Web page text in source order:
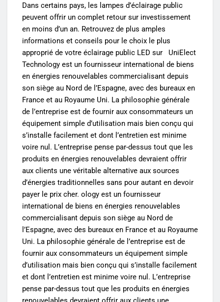
Dans certains pays, les lampes d’éclairage public
peuvent offrir un complet retour sur investissement
en moins d’un an. Retrouvez de plus amples
informations et conseils pour le choix le plus
approprié de votre éclairage public LED sur UniElect
Technology est un fournisseur international de biens
en énergies renouvelables commercialisant depuis
son siège au Nord de l’Espagne, avec des bureaux en
France et au Royaume Uni. La philosophie générale
de l’entreprise est de fournir aux consommateurs un
équipement simple d’utilisation mais bien conçu qui
s’installe facilement et dont l’entretien est minime
voire nul. L’entreprise pense par-dessus tout que les
produits en énergies renouvelables devraient offrir
aux clients une véritable alternative aux sources
d’énergies traditionnelles sans pour autant en devoir
payer le prix cher. ology est un fournisseur
international de biens en énergies renouvelables
commercialisant depuis son siège au Nord de
l’Espagne, avec des bureaux en France et au Royaume
Uni. La philosophie générale de l’entreprise est de
fournir aux consommateurs un équipement simple
d’utilisation mais bien conçu qui s’installe facilement
et dont l’entretien est minime voire nul. L’entreprise
pense par-dessus tout que les produits en énergies